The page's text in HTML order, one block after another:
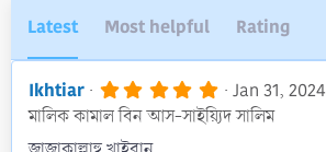
Latest Most helpful Rating
Ikhtiar 5
.
0
Jan 31, 2024
মালিক কামাল বিন আস-সাইয়্যিদ সালিম